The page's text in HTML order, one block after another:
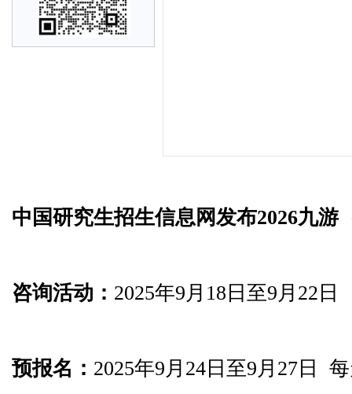
中国研究生招生信息网发布2026九游
咨询活动： 2025年9月18日至9月22日
预报名： 2025年9月24日至9月27日